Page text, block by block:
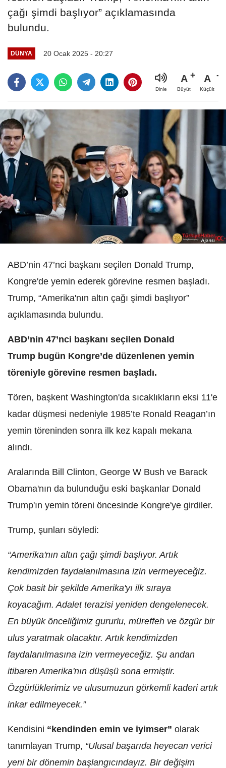
çağı şimdi başlıyor” açıklamasında
bulundu.
DÜNYA 20 Ocak 2025 - 20:27
Dinle
A
Büyüt
A
Küçült
ABD’nin 47’nci başkanı seçilen Donald Trump,
Kongre'de yemin ederek görevine resmen başladı.
Trump, “Amerika'nın altın çağı şimdi başlıyor”
açıklamasında bulundu.
ABD’nin 47’nci başkanı seçilen Donald
Trump bugün Kongre’de düzenlenen yemin
töreniyle görevine resmen başladı.
Tören, başkent Washington'da sıcaklıkların eksi 11'e
kadar düşmesi nedeniyle 1985’te Ronald Reagan’ın
yemin töreninden sonra ilk kez kapalı mekana
alındı.
Aralarında Bill Clinton, George W Bush ve Barack
Obama'nın da bulunduğu eski başkanlar Donald
Trump'ın yemin töreni öncesinde Kongre'ye girdiler.
Trump, şunları söyledi:
“Amerika'nın altın çağı şimdi başlıyor. Artık
kendimizden faydalanılmasına izin vermeyeceğiz.
Çok basit bir şekilde Amerika'yı ilk sıraya
koyacağım. Adalet terazisi yeniden dengelenecek.
En büyük önceliğimiz gururlu, müreffeh ve özgür bir
ulus yaratmak olacaktır. Artık kendimizden
faydalanılmasına izin vermeyeceğiz. Şu andan
itibaren Amerika'nın düşüşü sona ermiştir.
Özgürlüklerimiz ve ulusumuzun görkemli kaderi artık
inkar edilmeyecek.”
Kendisini “kendinden emin ve iyimser” olarak
tanımlayan Trump, “Ulusal başarıda heyecan verici
yeni bir dönemin başlangıcındayız. Bir değişim